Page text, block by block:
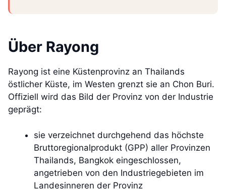
Über Rayong
Rayong ist eine Küstenprovinz an Thailands
östlicher Küste, im Westen grenzt sie an Chon Buri.
Offiziell wird das Bild der Provinz von der Industrie
geprägt:
sie verzeichnet durchgehend das höchste
Bruttoregionalprodukt (GPP) aller Provinzen
Thailands, Bangkok eingeschlossen,
angetrieben von den Industriegebieten im
Landesinneren der Provinz